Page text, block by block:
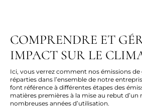
COMPRENDRE ET
IMPACT SUR LE
Ici, vous verrez comment nos émissions de
réparties dans l’ensemble de notre
font référence à différentes étapes des
matières premières à la mise au rebut d’un
nombreuses années d’utilisation.